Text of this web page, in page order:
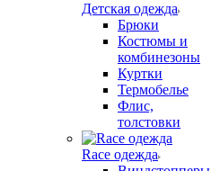
Детская одежда
Брюки
Костюмы и
комбинезоны
Куртки
Термобелье
Флис,
толстовки
Race одежда